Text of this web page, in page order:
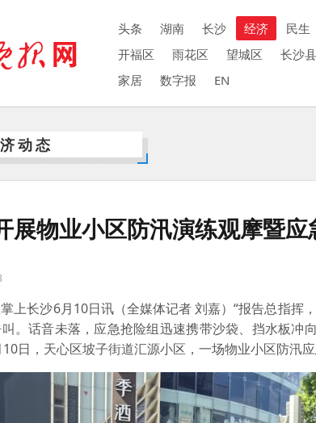
头条 湖南 长沙 经济 民生
开福区
雨花区 望城区 长沙县
家居
数字报 EN
动态
展物业小区防汛演练观摩暨应
长沙6月10日讯（全媒体记者 刘嘉）“报告总指挥
。话音未落，应急抢险组迅速携带沙袋、挡水板冲
日，天心区坡子街道汇源小区，一场物业小区防汛应